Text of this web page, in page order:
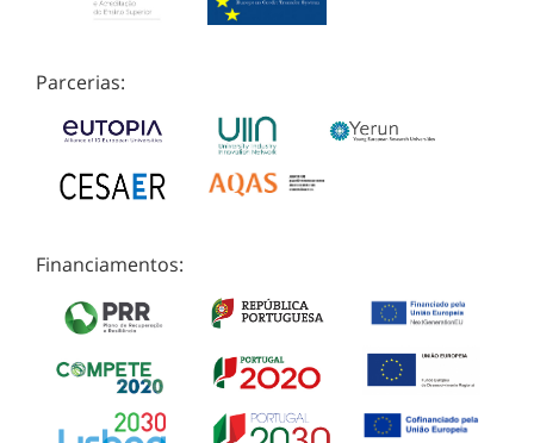
Parcerias:
Financiamentos: